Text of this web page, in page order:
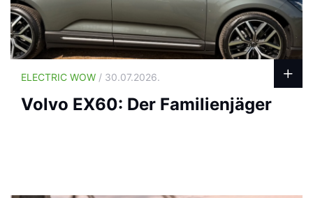
ELECTRIC WOW / 30.07.2026.
Volvo EX60: Der Familienjäger